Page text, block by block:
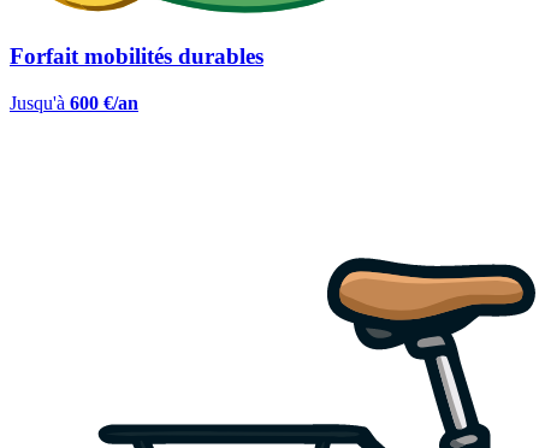
Forfait mobilités durables
Jusqu'à 600 €/an